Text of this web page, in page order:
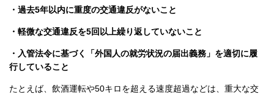
・過去5年以内に重度の交通違反がないこと
・軽微な交通違反を5回以上繰り返していないこと
・入管法令に基づく「外国人の就労状況の届出義務」を適切に履
行していること
たとえば、飲酒運転や50キロを超える速度超過などは、重大な交